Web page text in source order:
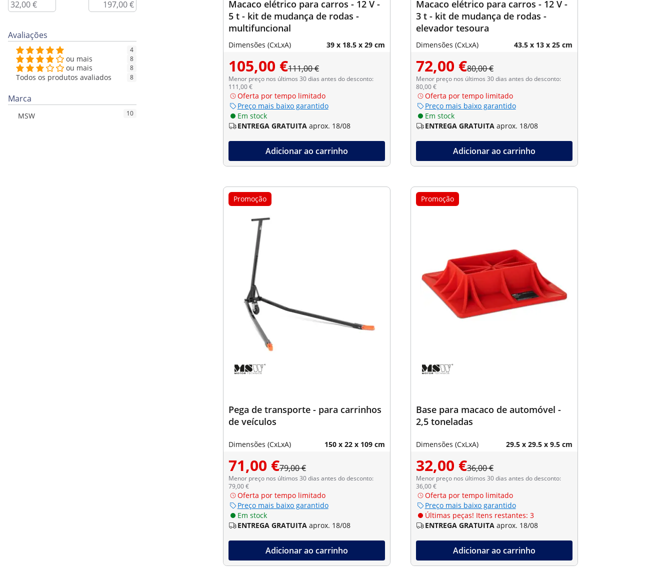
Avaliações
4
ou mais 8
ou mais 8
Todos os produtos avaliados 8
Marca
MSW 10
Macaco elétrico para carros - 12 V -
5 t - kit de mudança de rodas -
multifuncional
Dimensões (CxLxA) 39 x 18.5 x 29 cm
105,00 €111,00 €
Menor preço nos últimos 30 dias antes do desconto:
111,00 €
Oferta por tempo limitado
Preço mais baixo garantido
Em stock
ENTREGA GRATUITA aprox. 18/08
Adicionar ao carrinho
Macaco elétrico para carros - 12 V -
3 t - kit de mudança de rodas -
elevador tesoura
Dimensões (CxLxA) 43.5 x 13 x 25 cm
72,00 €80,00 €
Menor preço nos últimos 30 dias antes do desconto:
80,00 €
Oferta por tempo limitado
Preço mais baixo garantido
Em stock
ENTREGA GRATUITA aprox. 18/08
Adicionar ao carrinho
Promoção
Pega de transporte - para carrinhos
de veículos
Dimensões (CxLxA) 150 x 22 x 109 cm
71,00 €79,00 €
Menor preço nos últimos 30 dias antes do desconto:
79,00 €
Oferta por tempo limitado
Preço mais baixo garantido
Em stock
ENTREGA GRATUITA aprox. 18/08
Adicionar ao carrinho
Promoção
Base para macaco de automóvel -
2,5 toneladas
Dimensões (CxLxA) 29.5 x 29.5 x 9.5 cm
32,00 €36,00 €
Menor preço nos últimos 30 dias antes do desconto:
36,00 €
Oferta por tempo limitado
Preço mais baixo garantido
Últimas peças! Itens restantes: 3
ENTREGA GRATUITA aprox. 18/08
Adicionar ao carrinho